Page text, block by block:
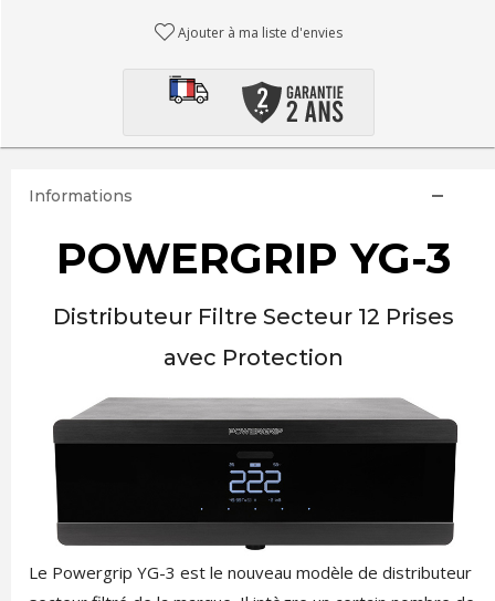
Ajouter à ma liste d'envies
Informations
POWERGRIP YG-3
Distributeur Filtre Secteur 12 Prises
avec Protection
Le Powergrip YG-3 est le nouveau modèle de distributeur